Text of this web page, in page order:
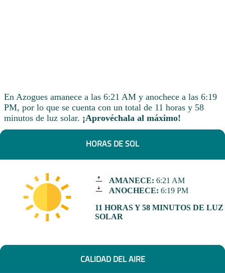
En Azogues amanece a las 6:21 AM y anochece a las 6:19
PM, por lo que se cuenta con un total de 11 horas y 58
minutos de luz solar. ¡Aprovéchala al máximo!
HORAS DE SOL
AMANECE: 6:21 AM
ANOCHECE: 6:19 PM
11 HORAS Y 58 MINUTOS DE LUZ
SOLAR
CALIDAD DEL AIRE